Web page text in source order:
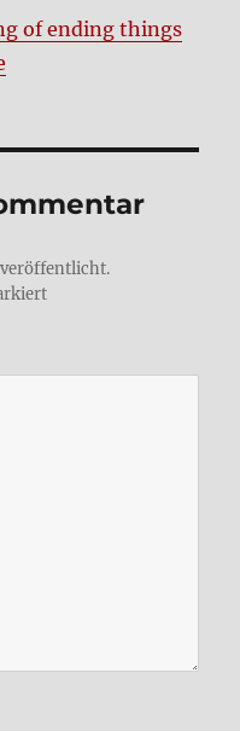
of ending things